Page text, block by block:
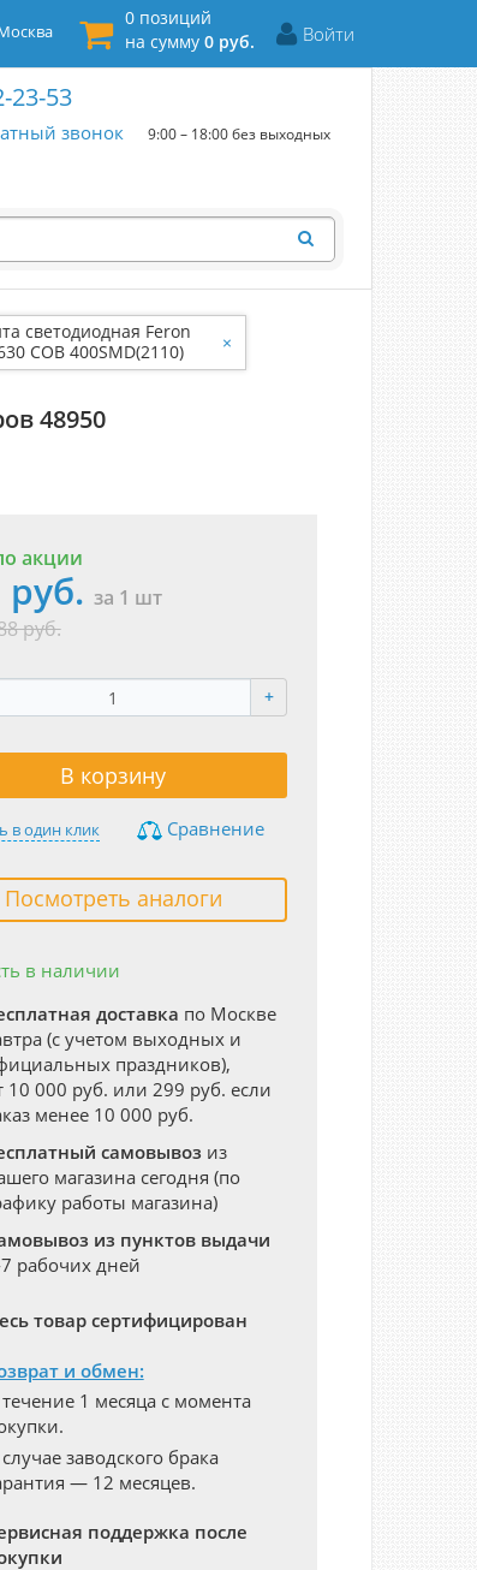
Войти
0 позиций
на сумму 0 руб.
23-53
звонок 9:00 – 18:00 без выходных
светодиодная Feron
COB 400SMD(2110)
м 12V желтый IP20 5
×
48950
акции
руб. за 1 шт
руб.
+
В корзину
в один клик Сравнение
Посмотреть аналоги
в наличии
доставка по Москве
(с учетом выходных и
праздников),
10 000 руб. или 299 руб. если
менее 10 000 руб.
самовывоз из
магазина сегодня (по
работы магазина)
из пунктов выдачи
рабочих дней
товар сертифицирован
и обмен:
1 месяца с момента
заводского брака
— 12 месяцев.
поддержка после